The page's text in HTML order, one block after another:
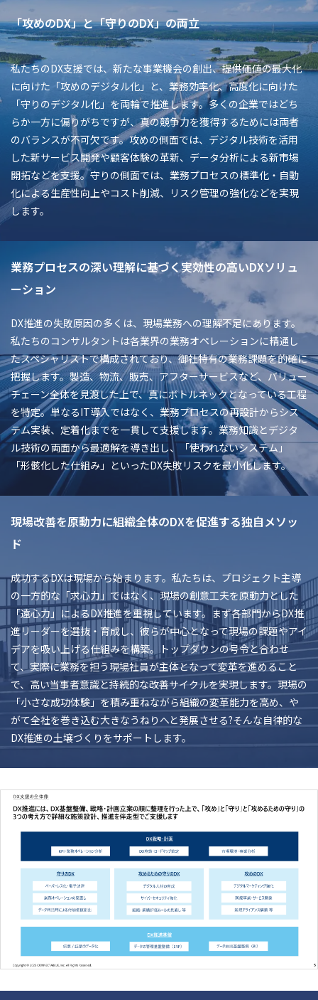
「攻めのDX」と「守りのDX」の両立
私たちのDX支援では、新たな事業機会の創出、提供価値の最大化
に向けた「攻めのデジタル化」と、業務効率化、高度化に向けた
「守りのデジタル化」を両輪で推進します。多くの企業ではどち
らか一方に偏りがちですが、真の競争力を獲得するためには両者
のバランスが不可欠です。攻めの側面では、デジタル技術を活用
した新サービス開発や顧客体験の革新、データ分析による新市場
開拓などを支援。守りの側面では、業務プロセスの標準化・自動
化による生産性向上やコスト削減、リスク管理の強化などを実現
します。
業務プロセスの深い理解に基づく実効性の高いDXソリュ
ーション
DX推進の失敗原因の多くは、現場業務への理解不足にあります。
私たちのコンサルタントは各業界の業務オペレーションに精通し
たスペシャリストで構成されており、御社特有の業務課題を的確に
把握します。製造、物流、販売、アフターサービスなど、バリュー
チェーン全体を見渡した上で、真にボトルネックとなっている工程
を特定。単なるIT導入ではなく、業務プロセスの再設計からシス
テム実装、定着化までを一貫して支援します。業務知識とデジタ
ル技術の両面から最適解を導き出し、「使われないシステム」
「形骸化した仕組み」といったDX失敗リスクを最小化します。
現場改善を原動力に組織全体のDXを促進する独自メソッ
ド
成功するDXは現場から始まります。私たちは、プロジェクト主導
の一方的な「求心力」ではなく、現場の創意工夫を原動力とした
「遠心力」によるDX推進を重視しています。まず各部門からDX推
進リーダーを選抜・育成し、彼らが中心となって現場の課題やアイ
デアを吸い上げる仕組みを構築。トップダウンの号令と合わせ
て、実際に業務を担う現場社員が主体となって変革を進めること
で、高い当事者意識と持続的な改善サイクルを実現します。現場の
「小さな成功体験」を積み重ねながら組織の変革能力を高め、や
がて全社を巻き込む大きなうねりへと発展させる?そんな自律的な
DX推進の土壌づくりをサポートします。